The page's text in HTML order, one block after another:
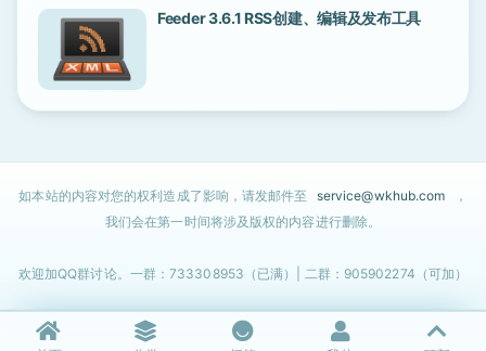
Feeder 3.6.1 RSS创建、编辑及发布工具
如本站的内容对您的权利造成了影响，请发邮件至 service@wkhub.com
，
我们会在第一时间将涉及版权的内容进行删除。
欢迎加QQ群讨论。一群：733308953（已满）| 二群：905902274（可加）